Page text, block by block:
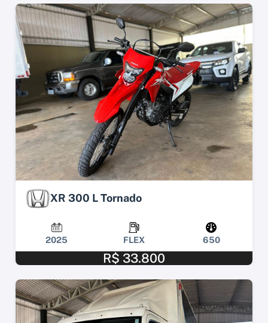
XR 300 L Tornado
2025 FLEX 650
R$ 33.800